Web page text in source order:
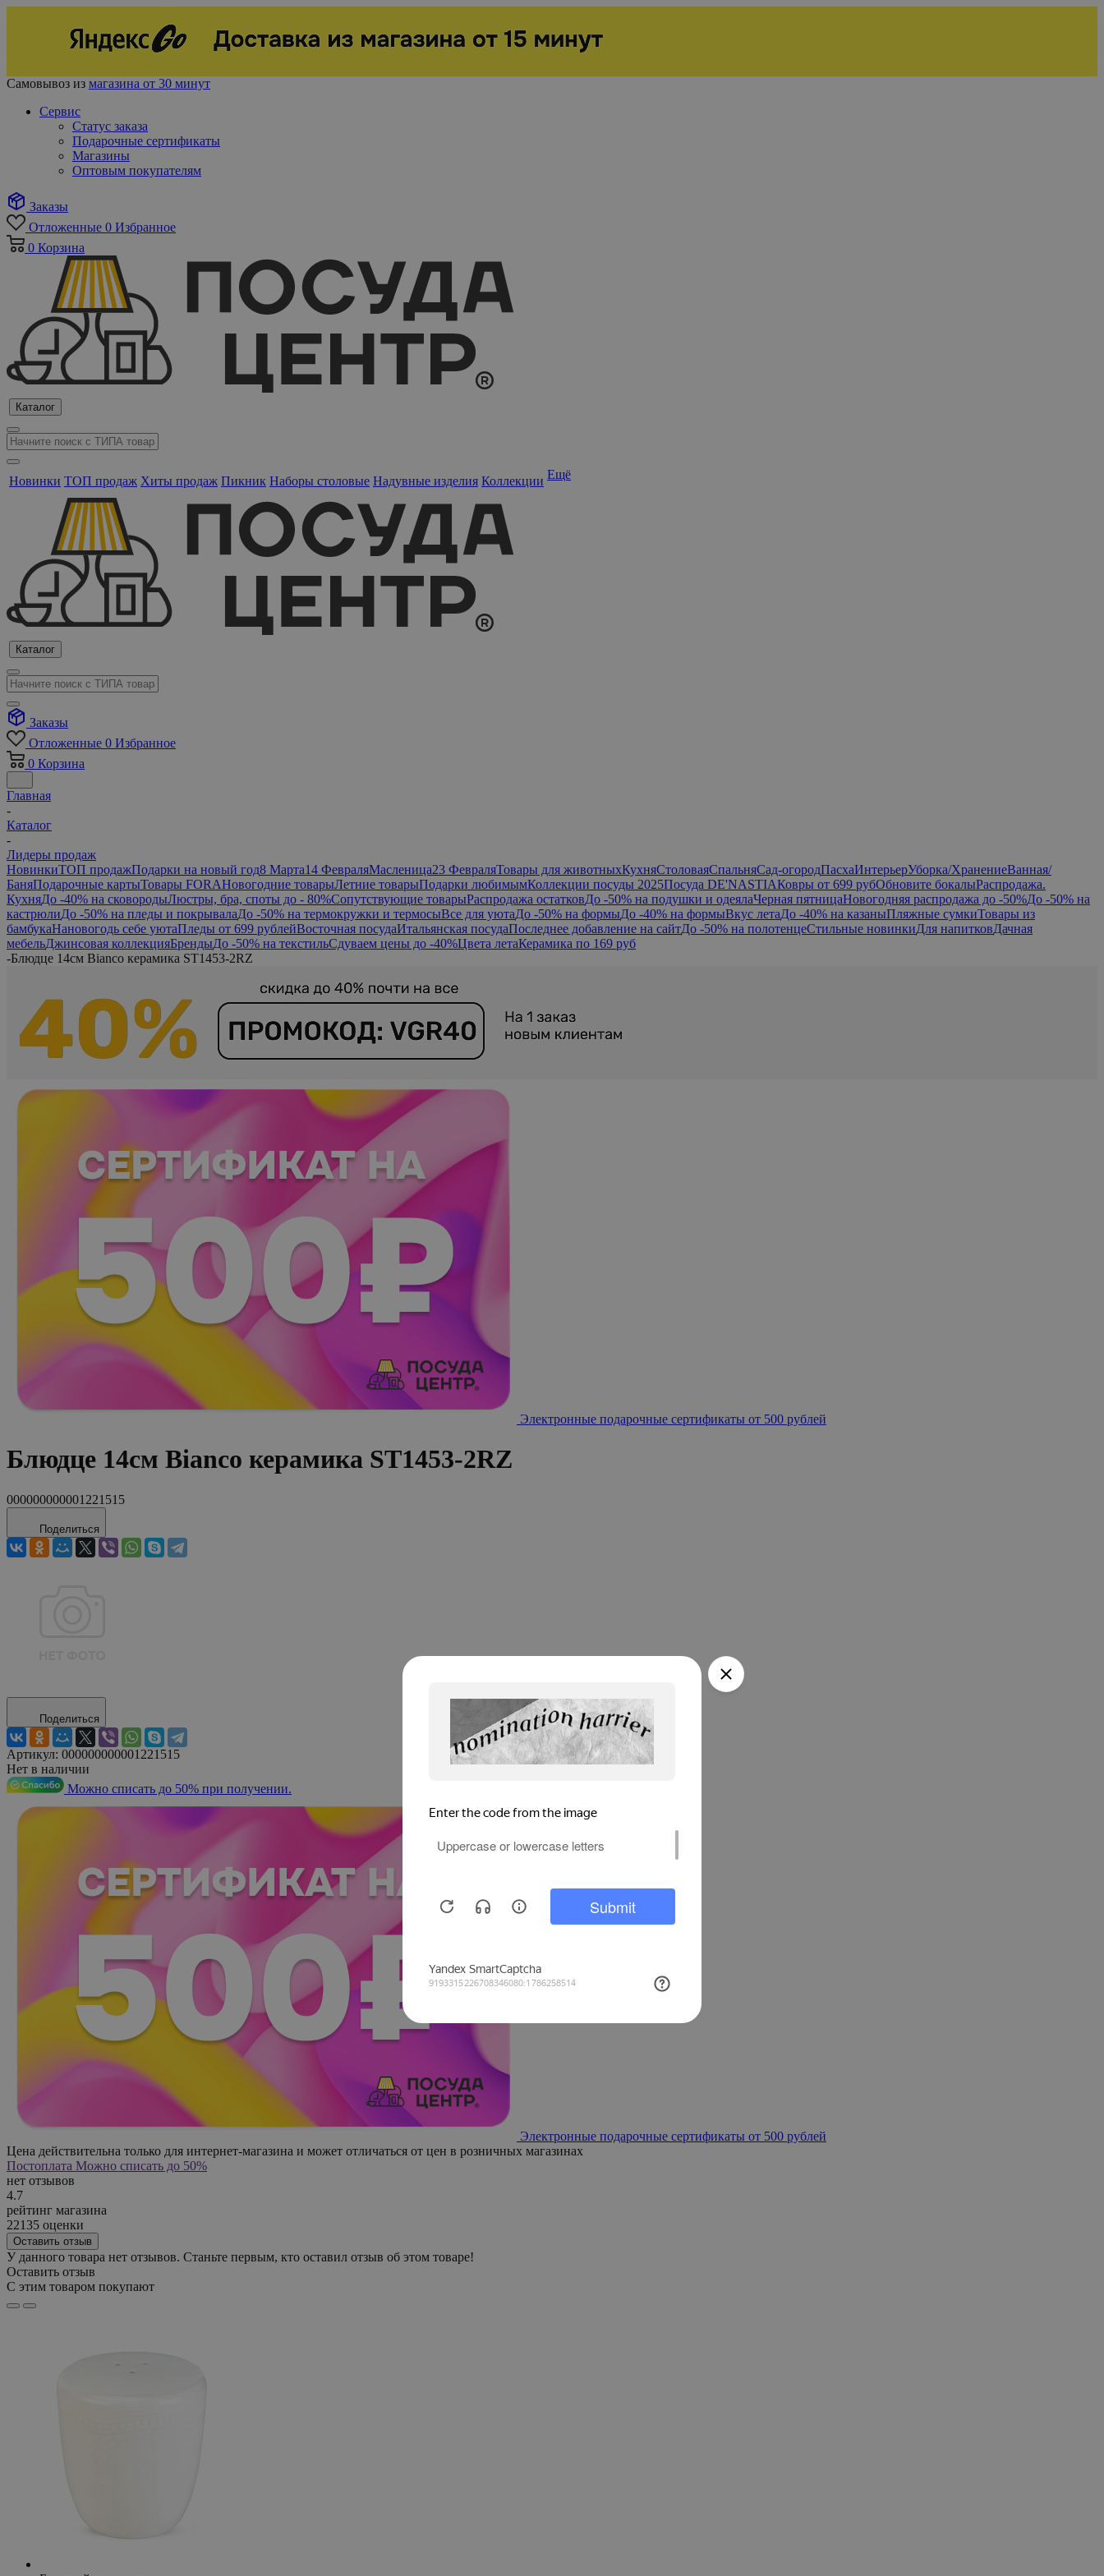
Самовывоз из магазина от 30 минут
Сервис
Статус заказа
Подарочные сертификаты
Магазины
Оптовым покупателям
Заказы
Отложенные 0 Избранное
0 Корзина
Каталог
Новинки ТОП продаж Хиты продаж Пикник Наборы столовые Надувные изделия Коллекции Ещё
Каталог
Заказы
Отложенные 0 Избранное
0 Корзина
Главная
-
Каталог
-
Лидеры продаж
НовинкиТОП продажПодарки на новый год8 Марта14 ФевраляМасленица23 ФевраляТовары для животныхКухняСтоловаяСпальняСад-огородПасхаИнтерьерУборка/ХранениеВанная/
БаняПодарочные картыТовары FORAНовогодние товарыЛетние товарыПодарки любимымКоллекции посуды 2025Посуда DE'NASTIAКовры от 699 рубОбновите бокалыРаспродажа.
КухняДо -40% на сковородыЛюстры, бра, споты до - 80%Сопутствующие товарыРаспродажа остатковДо -50% на подушки и одеялаЧерная пятницаНовогодняя распродажа до -50%До -50% на
кастрюлиДо -50% на пледы и покрывалаДо -50% на термокружки и термосыВсе для уютаДо -50% на формыДо -40% на формыВкус летаДо -40% на казаныПляжные сумкиТовары из
бамбукаНановогодь себе уютаПледы от 699 рублейВосточная посудаИтальянская посудаПоследнее добавление на сайтДо -50% на полотенцеСтильные новинкиДля напитковДачная
мебельДжинсовая коллекцияБрендыДо -50% на текстильСдуваем цены до -40%Цвета летаКерамика по 169 руб
-Блюдце 14см Bianco керамика ST1453-2RZ
Электронные подарочные сертификаты от 500 рублей
Блюдце 14см Bianco керамика ST1453-2RZ
000000000001221515
Поделиться
Поделиться
Артикул: 000000000001221515
Нет в наличии
Можно списать до 50% при получении.
Электронные подарочные сертификаты от 500 рублей
Цена действительна только для интернет-магазина и может отличаться от цен в розничных магазинах
Постоплата Можно списать до 50%
нет отзывов
4.7
рейтинг магазина
22135 оценки
Оставить отзыв
У данного товара нет отзывов. Станьте первым, кто оставил отзыв об этом товаре!
Оставить отзыв
С этим товаром покупают